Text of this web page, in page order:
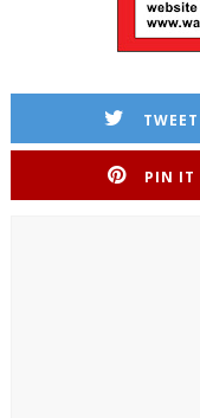
TWEET
PIN IT